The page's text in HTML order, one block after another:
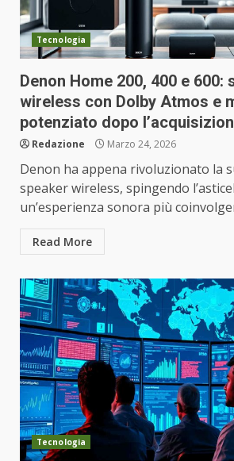
Tecnologia
Denon Home 200, 400 e 600:
wireless con Dolby Atmos e
potenziato dopo
Redazione Marzo 24, 2026
Denon ha appena rivoluzionato la
speaker wireless, spingendo
un’esperienza sonora più
Read More
Tecnologia